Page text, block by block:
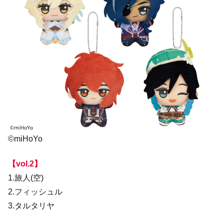
©miHoYo
【vol.2】
1.旅人(空)
2.フィッシュル
3.タルタリヤ